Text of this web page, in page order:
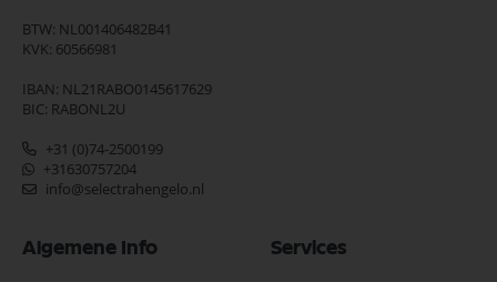
BTW: NL001406482B41
KVK: 60566981
IBAN: NL21RABO0145617629
BIC: RABONL2U
+31 (0)74-2500199
+31630757204
info@selectrahengelo.nl
Algemene Info Services